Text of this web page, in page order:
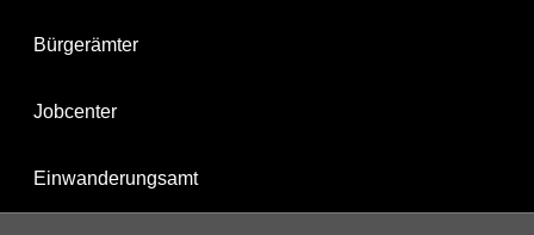
Bürgerämter
Jobcenter
Einwanderungsamt